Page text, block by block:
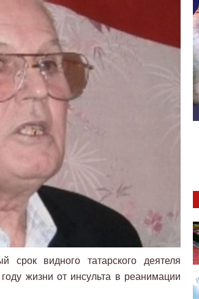
срок видного татарского деятеля
жизни от инсульта в реанимации